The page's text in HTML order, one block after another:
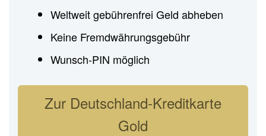
Weltweit gebührenfrei Geld abheben
Keine Fremdwährungsgebühr
Wunsch-PIN möglich
Zur Deutschland-Kreditkarte
Gold